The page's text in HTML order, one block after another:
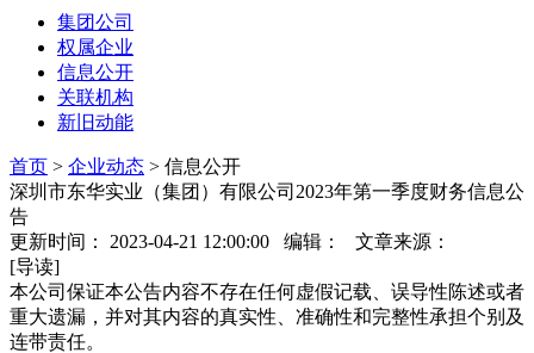
集团公司
权属企业
信息公开
关联机构
新旧动能
首页 > 企业动态 > 信息公开
深圳市东华实业（集团）有限公司2023年第一季度财务信息公
告
更新时间： 2023-04-21 12:00:00 编辑： 文章来源：
[导读]
本公司保证本公告内容不存在任何虚假记载、误导性陈述或者
重大遗漏，并对其内容的真实性、准确性和完整性承担个别及
连带责任。